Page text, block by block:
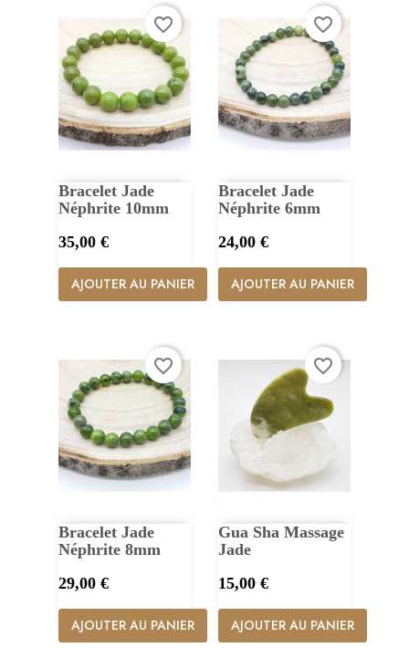
Bracelet Jade
Néphrite 10mm
Prix
35,00 €
AJOUTER AU PANIER
favorite_border
Bracelet Jade
Néphrite 6mm
Prix
24,00 €
AJOUTER AU PANIER
favorite_border
Bracelet Jade
Néphrite 8mm
Prix
29,00 €
AJOUTER AU PANIER
favorite_border
Gua Sha Massage
Jade
Prix
15,00 €
AJOUTER AU PANIER
favorite_border